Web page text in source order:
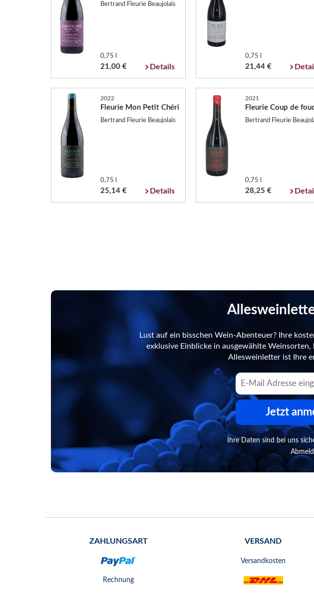
Bertrand Fleurie Beaujolais
0,75 l
21,00 € Details
0,75 l
21,44 €
2022
Fleurie Mon Petit Chéri
Bertrand Fleurie Beaujolais
0,75 l
25,14 € Details
2021
Fleurie Coup de
Bertrand Fleurie
0,75 l
28,25 €
Lust auf ein bisschen Wein-Abenteuer? Ihre
exklusive Einblicke in ausgewählte
Allesweinletter ist Ihre
Jetzt
Ihre Daten sind bei uns
ZAHLUNGSART
Rechnung
VERSAND
Versandkosten